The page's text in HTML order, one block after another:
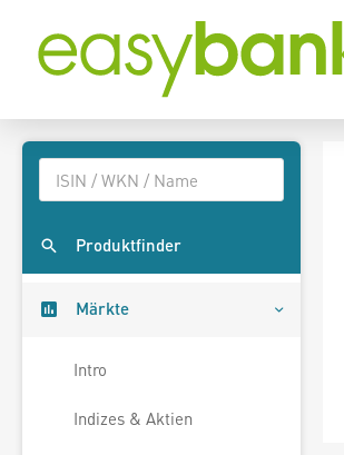
Produktfinder
Märkte
Intro
Indizes & Aktien